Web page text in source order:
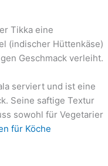
Tikka eine
(indischer Hüttenkäse)
Geschmack verleiht.
serviert und ist eine
Seine saftige Textur
sowohl für Vegetarier
für Köche